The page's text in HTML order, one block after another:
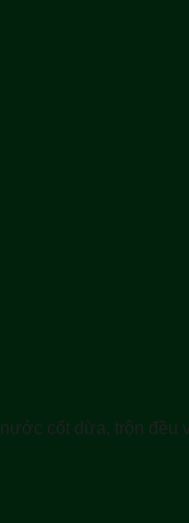
cốt dừa, trộn đều